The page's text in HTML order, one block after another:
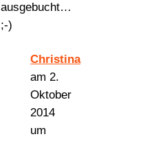
ausgebucht…
;-)
Christina
am 2.
Oktober
2014
um